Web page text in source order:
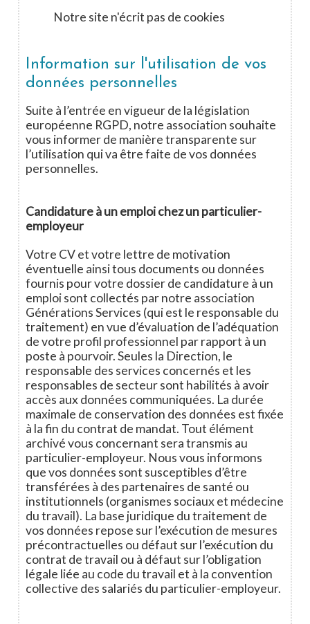
Notre site n'écrit pas de cookies
Information sur l'utilisation de vos
données personnelles
Suite à l’entrée en vigueur de la législation
européenne RGPD, notre association souhaite
vous informer de manière transparente sur
l’utilisation qui va être faite de vos données
personnelles.
Candidature à un emploi chez un particulier-
employeur
Votre CV et votre lettre de motivation
éventuelle ainsi tous documents ou données
fournis pour votre dossier de candidature à un
emploi sont collectés par notre association
Générations Services (qui est le responsable du
traitement) en vue d’évaluation de l’adéquation
de votre profil professionnel par rapport à un
poste à pourvoir. Seules la Direction, le
responsable des services concernés et les
responsables de secteur sont habilités à avoir
accès aux données communiquées. La durée
maximale de conservation des données est fixée
à la fin du contrat de mandat. Tout élément
archivé vous concernant sera transmis au
particulier-employeur. Nous vous informons
que vos données sont susceptibles d’être
transférées à des partenaires de santé ou
institutionnels (organismes sociaux et médecine
du travail). La base juridique du traitement de
vos données repose sur l’exécution de mesures
précontractuelles ou défaut sur l’exécution du
contrat de travail ou à défaut sur l’obligation
légale liée au code du travail et à la convention
collective des salariés du particulier-employeur.